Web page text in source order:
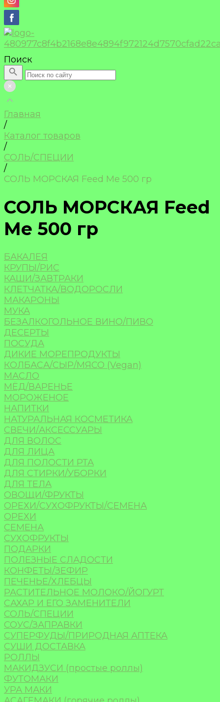
Поиск
Главная
/
Каталог товаров
/
СОЛЬ/СПЕЦИИ
/
СОЛЬ МОРСКАЯ Feed Me 500 гр
СОЛЬ МОРСКАЯ Feed
Me 500 гр
БАКАЛЕЯ
КРУПЫ/РИС
КАШИ/ЗАВТРАКИ
КЛЕТЧАТКА/ВОДОРОСЛИ
МАКАРОНЫ
МУКА
БЕЗАЛКОГОЛЬНОЕ ВИНО/ПИВО
ДЕСЕРТЫ
ПОСУДА
ДИКИЕ МОРЕПРОДУКТЫ
КОЛБАСА/СЫР/МЯСО (Vegan)
МАСЛО
МЁД/ВАРЕНЬЕ
МОРОЖЕНОЕ
НАПИТКИ
НАТУРАЛЬНАЯ КОСМЕТИКА
СВЕЧИ/АКСЕССУАРЫ
ДЛЯ ВОЛОС
ДЛЯ ЛИЦА
ДЛЯ ПОЛОСТИ РТА
ДЛЯ СТИРКИ/УБОРКИ
ДЛЯ ТЕЛА
ОВОЩИ/ФРУКТЫ
ОРЕХИ/СУХОФРУКТЫ/СЕМЕНА
ОРЕХИ
СЕМЕНА
СУХОФРУКТЫ
ПОДАРКИ
ПОЛЕЗНЫЕ СЛАДОСТИ
КОНФЕТЫ/ЗЕФИР
ПЕЧЕНЬЕ/ХЛЕБЦЫ
РАСТИТЕЛЬНОЕ МОЛОКО/ЙОГУРТ
САХАР И ЕГО ЗАМЕНИТЕЛИ
СОЛЬ/СПЕЦИИ
СОУС/ЗАПРАВКИ
СУПЕРФУДЫ/ПРИРОДНАЯ АПТЕКА
СУШИ ДОСТАВКА
РОЛЛЫ
МАКИДЗУСИ (простые роллы)
ФУТОМАКИ
УРА МАКИ